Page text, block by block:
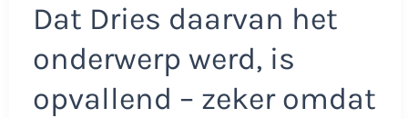
Dat Dries daarvan het
onderwerp werd, is
opvallend – zeker omdat